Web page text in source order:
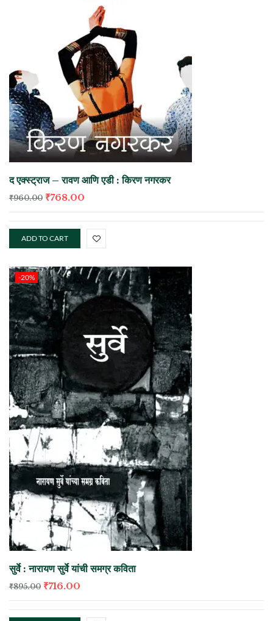
द एक्स्ट्राज – रावण आणि एडी : किरण नगरकर
₹960.00 ₹768.00
ADD TO CART
-20%
सुर्वे : नारायण सुर्वे यांची समग्र कविता
₹895.00 ₹716.00